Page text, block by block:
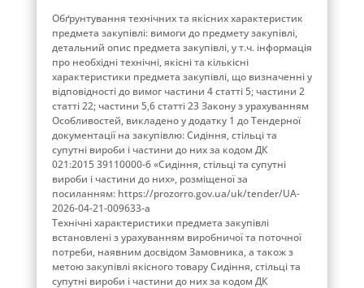
Обґрунтування технічних та якісних характеристик
предмета закупівлі: вимоги до предмету закупівлі,
детальний опис предмета закупівлі, у т.ч. інформація
про необхідні технічні, якісні та кількісні
характеристики предмета закупівлі, що визначенні у
відповідності до вимог частини 4 статті 5; частини 2
статті 22; частини 5,6 статті 23 Закону з урахуванням
Особливостей, викладено у додатку 1 до Тендерної
документації на закупівлю: Сидіння, стільці та
супутні вироби і частини до них за кодом ДК
021:2015 39110000-6 «Сидіння, стільці та супутні
вироби і частини до них», розміщеної за
посиланням: https://prozorro.gov.ua/uk/tender/UA-
2026-04-21-009633-a
Технічні характеристики предмета закупівлі
встановлені з урахуванням виробничої та поточної
потреби, наявним досвідом Замовника, а також з
метою закупівлі якісного товару Сидіння, стільці та
супутні вироби і частини до них за кодом ДК